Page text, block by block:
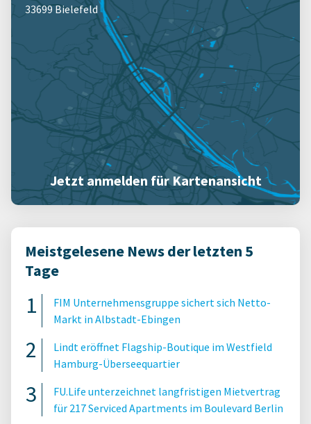
33699 Bielefeld
Jetzt anmelden für Kartenansicht
Meistgelesene News der letzten 5
Tage
FIM Unternehmensgruppe sichert sich Netto-
Markt in Albstadt-Ebingen
Lindt eröffnet Flagship-Boutique im Westfield
Hamburg-Überseequartier
FU.Life unterzeichnet langfristigen Mietvertrag
für 217 Serviced Apartments im Boulevard Berlin